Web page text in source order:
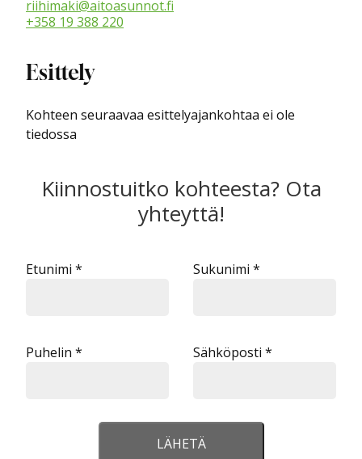
riihimaki@aitoasunnot.fi
+358 19 388 220
Esittely
Kohteen seuraavaa esittelyajankohtaa ei ole
tiedossa
Kiinnostuitko kohteesta? Ota
yhteyttä!
Etunimi * Sukunimi *
Puhelin * Sähköposti *